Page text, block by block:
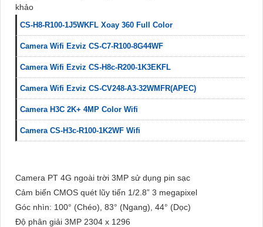
khảo
CS-H8-R100-1J5WKFL Xoay 360 Full Color
Camera Wifi Ezviz CS-C7-R100-8G44WF
Camera Wifi Ezviz CS-H8c-R200-1K3EKFL
Camera Wifi Ezviz CS-CV248-A3-32WMFR(APEC)
Camera H3C 2K+ 4MP Color Wifi
Camera CS-H3c-R100-1K2WF Wifi
Camera PT 4G ngoài trời 3MP sử dụng pin sạc
Cảm biến CMOS quét lũy tiến 1/2.8” 3 megapixel
Góc nhìn: 100° (Chéo), 83° (Ngang), 44° (Dọc)
Độ phân giải 3MP 2304 x 1296